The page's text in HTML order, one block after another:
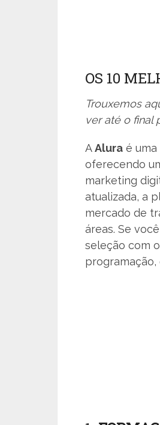
OS 10
Trouxemos
ver até o final
AAlura é
oferecendo
marketing
atualizada, a
mercado de
áreas. Se
seleção com
programação,